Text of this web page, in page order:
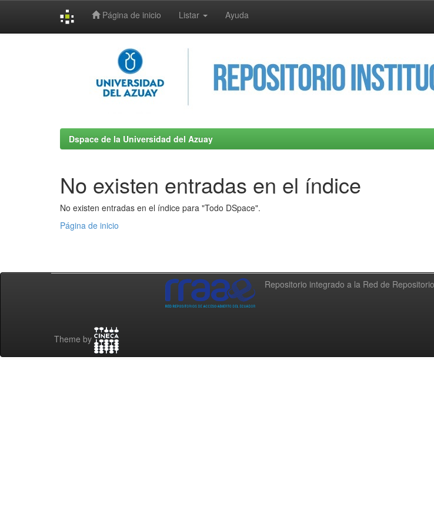
Página de inicio Listar Ayuda
Dspace de la Universidad del Azuay
No existen entradas en el índice
No existen entradas en el índice para "Todo DSpace".
Página de inicio
Repositorio integrado a la Red de
Theme by